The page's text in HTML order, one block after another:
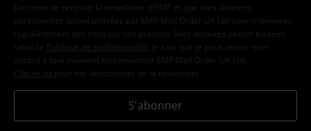
J’accepte de recevoir la newsletter d’EMP et que mes données
personnelles soient utilisées par EMP Mail Order UK Ltd pour m’envoyer
régulièrement des infos sur ses produits. Mes données seront traitées
selon la
Politique de confidentialité . Je sais que je peux retirer mon
accord à tout moment en contactant EMP Mail Order UK Ltd.
Cliquer ici pour me désabonner de la newsletter.
S'abonner